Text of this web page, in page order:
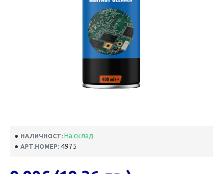
НАЛИЧНОСТ: На склад
АРТ.НОМЕР: 4975